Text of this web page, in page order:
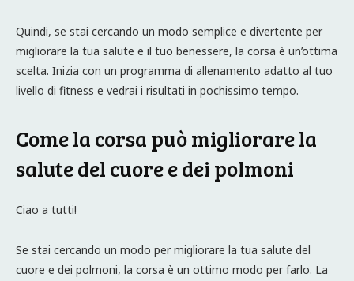
Quindi, se stai cercando un modo semplice e divertente per
migliorare la tua salute e il tuo benessere, la corsa è un’ottima
scelta. Inizia con un programma di allenamento adatto al tuo
livello di fitness e vedrai i risultati in pochissimo tempo.
Come la corsa può migliorare la
salute del cuore e dei polmoni
Ciao a tutti!
Se stai cercando un modo per migliorare la tua salute del
cuore e dei polmoni, la corsa è un ottimo modo per farlo. La